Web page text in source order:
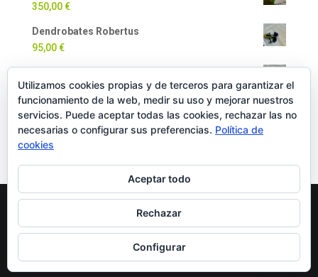
350,00€
Dendrobates Robertus
95,00€
90,00€
Milpiés Gigante
35,00€
Copyright Oficial © 2022 EXOTICPANIMALS |Política
Política de Privacidad
Compra y Devoluciones
Utilizamos cookies propias y de terceros para garantizar el
funcionamiento de la web, medir su uso y mejorar nuestros
servicios. Puede aceptar todas las cookies, rechazar las no
necesarias o configurar sus preferencias. Política de
cookies
Aceptar todo
Rechazar
Configurar